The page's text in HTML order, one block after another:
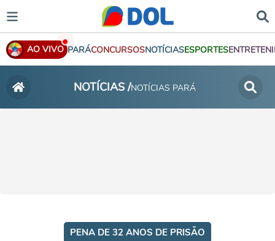
AO VIVO PARÁCONCURSOSNOTÍCIASESPORTES
NOTÍCIAS /NOTÍCIAS PARÁ
PENA DE 32 ANOS DE PRISÃO